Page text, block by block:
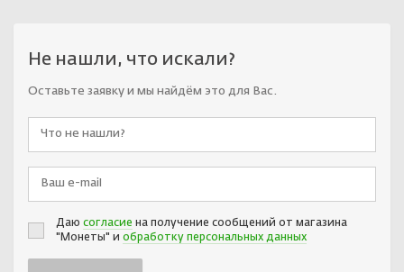
Не нашли, что искали?
Оставьте заявку и мы найдём это для Вас.
Даю согласие на получение сообщений от магазина
"Монеты" и обработку персональных данных